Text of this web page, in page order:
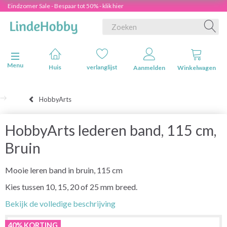
Eindzomer Sale - Bespaar tot 50% - klik hier
Navigatie in-/uitschakelen
Menu
Huis verlanglijst Aanmelden Winkelwagen
HobbyArts
HobbyArts lederen band, 115 cm,
Bruin
Mooie leren band in bruin, 115 cm
Kies tussen 10, 15, 20 of 25 mm breed.
Bekijk de volledige beschrijving
40% KORTING